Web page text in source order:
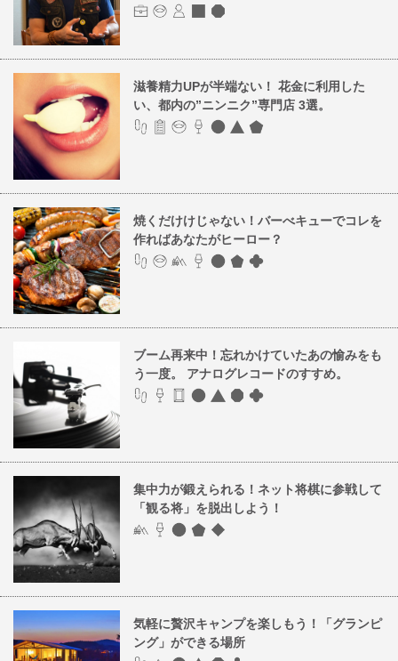
滋養精力UPが半端ない！ 花金に利用した
い、都内の”ニンニク”専門店 3選。
焼くだけけじゃない！バーべキューでコレを
作ればあなたがヒーロー？
ブーム再来中！忘れかけていたあの愉みをも
う一度。 アナログレコードのすすめ。
集中力が鍛えられる！ネット将棋に参戦して
「観る将」を脱出しよう！
気軽に贅沢キャンプを楽しもう！「グランピ
ング」ができる場所